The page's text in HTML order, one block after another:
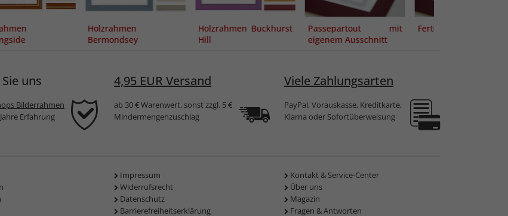
Holzrahmen
Bermondsey
Holzrahmen Buckhurst
Hill
Passepartout mit
eigenem Ausschnitt
Fertig Passepartout
uns
Bilderrahmen
Erfahrung
4,95 EUR Versand
ab 30 € Warenwert, sonst zzgl. 5 €
Mindermengenzuschlag
Viele Zahlungsarten
PayPal, Vorauskasse, Kreditkarte,
Klarna oder Sofortüberweisung
Impressum
Widerrufsrecht
Datenschutz
Barrierefreiheitserklärung
Kontakt & Service-Center
Über uns
Magazin
Fragen & Antworten